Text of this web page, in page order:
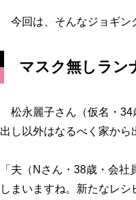
今回は、そんなジョギン
マスク無しラン
松永麗子さん（仮名・34
出し以外はなるべく家から
「夫（Nさん・38歳・会
しまいますね。新たなレシ